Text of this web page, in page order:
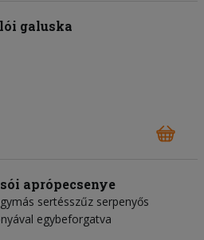
galuska
aprópecsenye
sertésszűz serpenyős
egybeforgatva